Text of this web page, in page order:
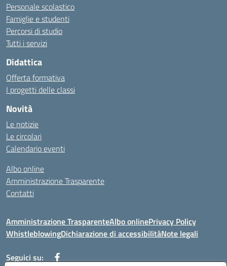
Personale scolastico
Famiglie e studenti
Percorsi di studio
Tutti i servizi
Didattica
Offerta formativa
I progetti delle classi
Novità
Le notizie
Le circolari
Calendario eventi
Albo online
Amministrazione Trasparente
Contatti
Amministrazione TrasparenteAlbo onlinePrivacy Policy
WhistleblowingDichiarazione di accessibilitàNote legali
Seguici su: